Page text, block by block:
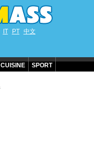
IT PT 中文
CUISINE SPORT